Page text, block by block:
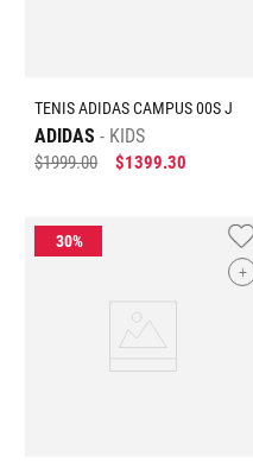
TENIS ADIDAS CAMPUS 00S J
ADIDAS KIDS
$1999.00 $1399.30
+